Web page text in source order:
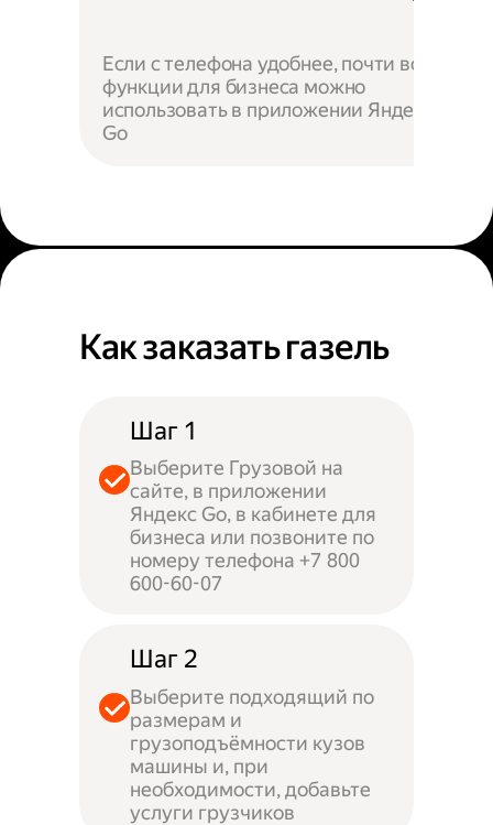
Если с телефона удобнее, почти все
функции для бизнеса можно
использовать в приложении Яндекс
Go
Как заказать газель
Шаг 1
Выберите Грузовой на
сайте, в приложении
Яндекс Go, в кабинете для
бизнеса или позвоните по
номеру телефона +7 800
600-60-07
Шаг 2
Выберите подходящий по
размерам и
грузоподъёмности кузов
машины и, при
необходимости, добавьте
услуги грузчиков